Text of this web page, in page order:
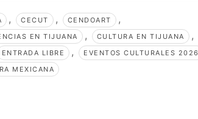
, CECUT , CENDOART ,
EN TIJUANA , CULTURA EN TIJUANA ,
ENTRADA LIBRE , EVENTOS CULTURALES 2026
MEXICANA